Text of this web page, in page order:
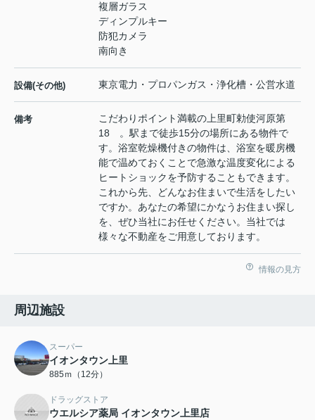
複層ガラス
ディンプルキー
防犯カメラ
南向き
設備(その他) 東京電力・プロパンガス・浄化槽・公営水道
備考
こだわりポイント満載の上里町勅使河原第
18 。駅まで徒歩15分の場所にある物件で
す。浴室乾燥機付きの物件は、浴室を暖房機
能で温めておくことで急激な温度変化による
ヒートショックを予防することもできます。
これから先、どんなお住まいで生活をしたい
ですか。あなたの希望にかなうお住まい探し
を、ぜひ当社にお任せください。当社では
様々な不動産をご用意しております。
情報の見方
周辺施設
スーパー
イオンタウン上里
885ｍ（12分）
ドラッグストア
ウエルシア薬局 イオンタウン上里店